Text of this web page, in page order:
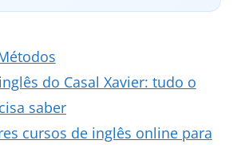
do Casal Xavier: tudo o
saber
cursos de inglês online para